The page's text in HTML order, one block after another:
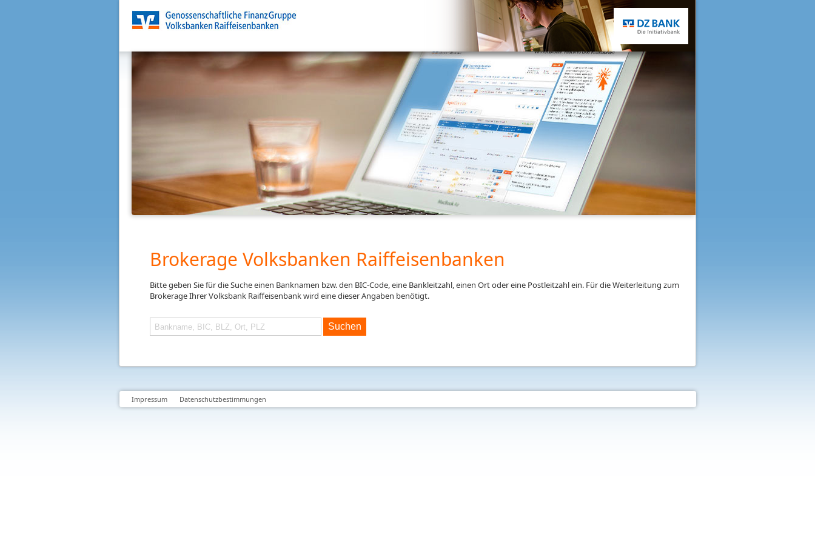
Brokerage Volksbanken Raiffeisenbanken
Bitte geben Sie für die Suche einen Banknamen bzw. den BIC-Code, eine Bankleitzahl, einen Ort oder eine Postleitzahl ein. Für die Weiterleitung zum
Brokerage Ihrer Volksbank Raiffeisenbank wird eine dieser Angaben benötigt.
Suchen
Impressum Datenschutzbestimmungen